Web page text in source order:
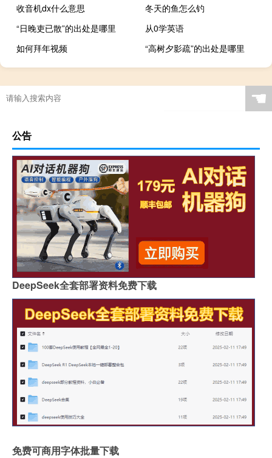
收音机dx什么意思
冬天的鱼怎么钓
“日晚吏已散”的出处是哪里
从0学英语
如何拜年视频
“高树夕影疏”的出处是哪里
☚
公告
DeepSeek全套部署资料免费下载
免费可商用字体批量下载